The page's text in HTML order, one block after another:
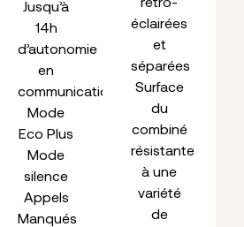
Jusqu’à
14h
d’autonomie
en
communication
Mode
Eco Plus
Mode
silence
Appels
Manqués
éclairées
et
séparées
Surface
du
combiné
résistante
à une
variété
de